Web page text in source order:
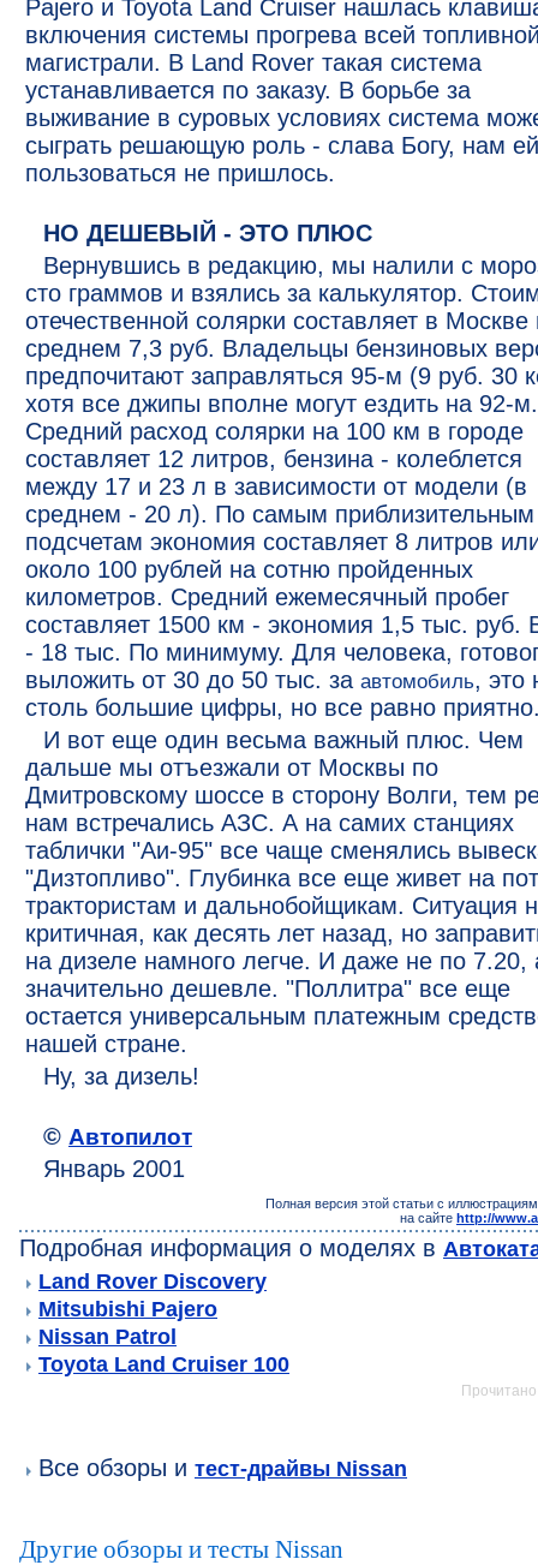
Pajero и Toyota Land Cruiser нашлась
включения системы прогрева всей
магистрали. В Land Rover такая система
устанавливается по заказу. В борьбе за
выживание в суровых условиях система
сыграть решающую роль - слава Богу, нам ей
пользоваться не пришлось.
НО ДЕШЕВЫЙ - ЭТО ПЛЮС
Вернувшись в редакцию, мы налили с
сто граммов и взялись за калькулятор.
отечественной солярки составляет в Москве
среднем 7,3 руб. Владельцы бензиновых
предпочитают заправляться 95-м (9 руб. 30
хотя все джипы вполне могут ездить на 92-м.
Средний расход солярки на 100 км в городе
составляет 12 литров, бензина - колеблется
между 17 и 23 л в зависимости от модели (в
среднем - 20 л). По самым приблизительным
подсчетам экономия составляет 8 литров
около 100 рублей на сотню пройденных
километров. Средний ежемесячный пробег
составляет 1500 км - экономия 1,5 тыс. руб.
- 18 тыс. По минимуму. Для человека,
выложить от 30 до 50 тыс. за автомобиль, это
столь большие цифры, но все равно
И вот еще один весьма важный плюс. Чем
дальше мы отъезжали от Москвы по
Дмитровскому шоссе в сторону Волги, тем
нам встречались АЗС. А на самих станциях
таблички "Аи-95" все чаще сменялись
"Дизтопливо". Глубинка все еще живет на
трактористам и дальнобойщикам. Ситуация
критичная, как десять лет назад, но
на дизеле намного легче. И даже не по 7.20,
значительно дешевле. "Поллитра" все еще
остается универсальным платежным
нашей стране.
Ну, за дизель!
© Автопилот
Январь 2001
Полная версия этой статьи с
на сайте http://
Подробная информация о моделях в
Land Rover Discovery
Mitsubishi Pajero
Nissan Patrol
Toyota Land Cruiser 100
Все обзоры и тест-драйвы Nissan
Другие обзоры и тесты Nissan